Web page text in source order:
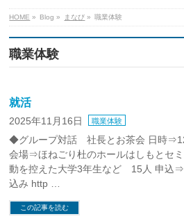
HOME » Blog » まなび » 職業体験
職業体験
就活
2025年11月16日 職業体験
◆グループ対話 社長とお茶会 日時
会場⇒ほねごり杜のホールはしもとセ
動を控えた大学3年生など 15人 申込
込み http …
この記事を読む